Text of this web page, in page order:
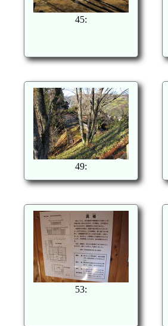
45:
49:
53: